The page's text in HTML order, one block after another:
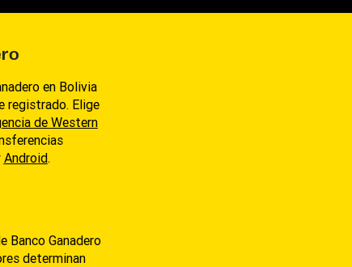
en Bolivia
registrado. Elige
de Western
Android.
Banco Ganadero
determinan